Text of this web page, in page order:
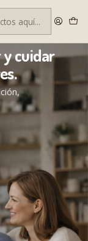
las condiciones.
y cuidar